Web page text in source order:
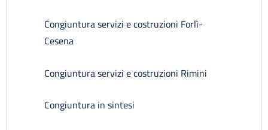
Congiuntura servizi e costruzioni Forlì-
Cesena
Congiuntura servizi e costruzioni Rimini
Congiuntura in sintesi